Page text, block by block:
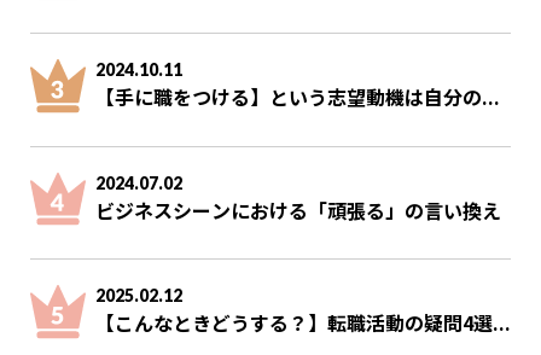
2024.10.11
【手に職をつける】という志望動機は自分の...
2024.07.02
ビジネスシーンにおける「頑張る」の言い換え
2025.02.12
【こんなときどうする？】転職活動の疑問4選...